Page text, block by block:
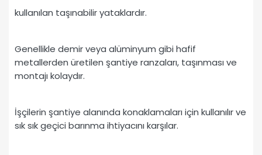
kullanılan taşınabilir yataklardır.
Genellikle demir veya alüminyum gibi hafif
metallerden üretilen şantiye ranzaları, taşınması ve
montajı kolaydır.
İşçilerin şantiye alanında konaklamaları için kullanılır ve
sık sık geçici barınma ihtiyacını karşılar.